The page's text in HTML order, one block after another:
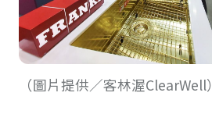
（圖片提供／客林渥ClearWell）